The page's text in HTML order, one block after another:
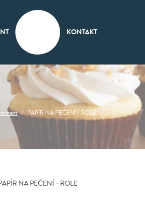
KONTAKT
PAPÍR NA PEČENÍ - ROLE